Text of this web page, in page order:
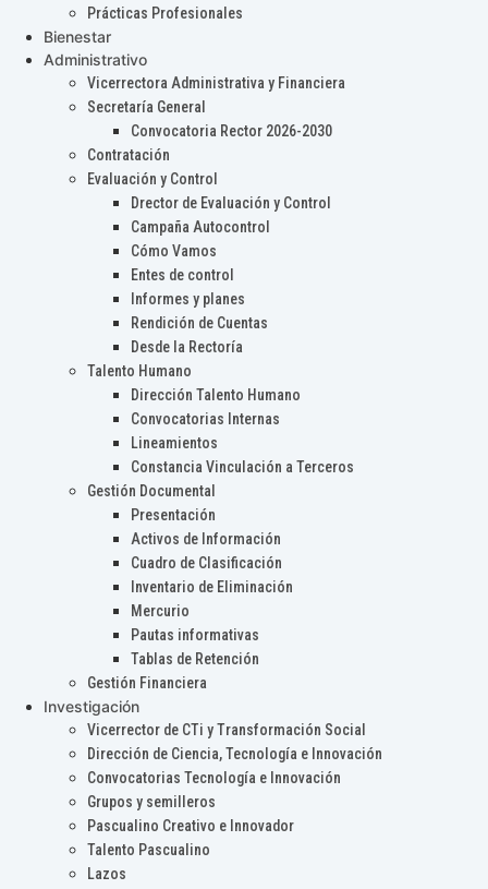
Prácticas Profesionales
Bienestar
Administrativo
Vicerrectora Administrativa y Financiera
Secretaría General
Convocatoria Rector 2026-2030
Contratación
Evaluación y Control
Drector de Evaluación y Control
Campaña Autocontrol
Cómo Vamos
Entes de control
Informes y planes
Rendición de Cuentas
Desde la Rectoría
Talento Humano
Dirección Talento Humano
Convocatorias Internas
Lineamientos
Constancia Vinculación a Terceros
Gestión Documental
Presentación
Activos de Información
Cuadro de Clasificación
Inventario de Eliminación
Mercurio
Pautas informativas
Tablas de Retención
Gestión Financiera
Investigación
Vicerrector de CTi y Transformación Social
Dirección de Ciencia, Tecnología e Innovación
Convocatorias Tecnología e Innovación
Grupos y semilleros
Pascualino Creativo e Innovador
Talento Pascualino
Lazos